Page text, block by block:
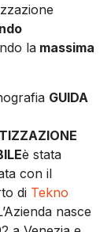
la massima
GUIDA
è stata
con il
di Tekno
nasce